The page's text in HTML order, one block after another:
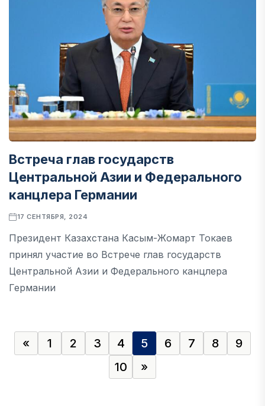
Встреча глав государств
Центральной Азии и Федерального
канцлера Германии
17 СЕНТЯБРЯ, 2024
Президент Казахстана Касым-Жомарт Токаев
принял участие во Встрече глав государств
Центральной Азии и Федерального канцлера
Германии
« 1 2 3 4 5 6 7 8
9
10
»